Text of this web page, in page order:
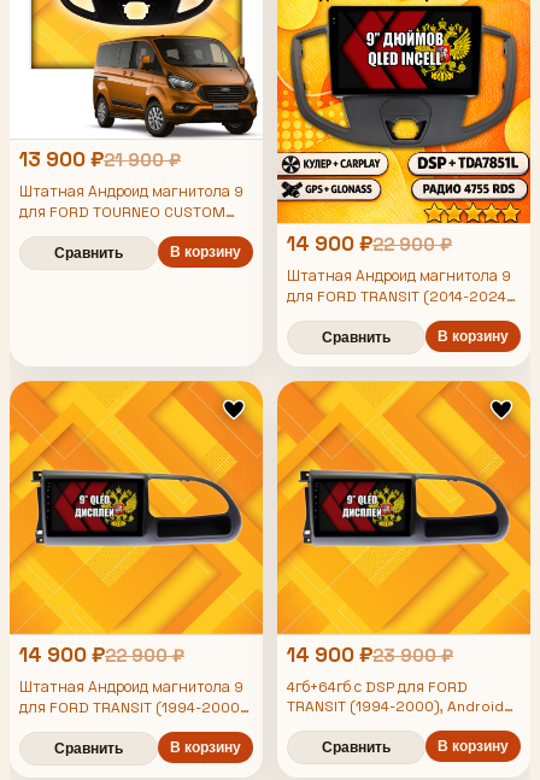
13 900 ₽21 900 ₽
Штатная Андроид магнитола 9
для FORD TOURNEO CUSTOM
(2012-2024), для комплектации
без CD, 4/64гб, DSP,
Сравнить В корзину 14 900 ₽22 900 ₽
Штатная Андроид магнитола 9
для FORD TRANSIT (2014-2024),
для комплектации без CD,
4/64гб, DSP, беспроводной
CarPlay и Android Auto, GPS и
ГЛОНАСС
Сравнить В корзину
14 900 ₽22 900 ₽
Штатная Андроид магнитола 9
для FORD TRANSIT (1994-2000),
4/64гб, DSP, беспроводной
CarPlay и Android Auto, GPS и
ГЛОНАСС
Сравнить В корзину
14 900 ₽23 900 ₽
4гб+64гб с DSP для FORD
TRANSIT (1994-2000), Android
магнитола, без слота под симку,
усилитель звука TDA7851 и
поддержка 360 камер
Сравнить В корзину